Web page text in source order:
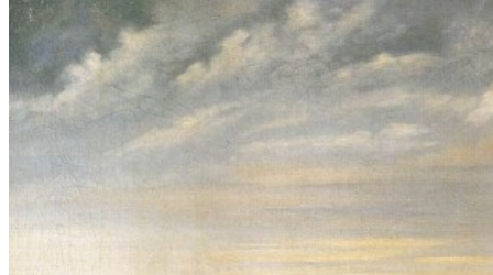
Bekannte
Maler
Anfangsbuchstabe